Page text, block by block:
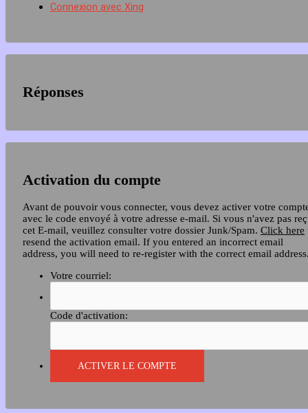
Connexion avec Xing
Réponses
Activation du compte
Avant de pouvoir vous connecter, vous devez activer votre
avec le code envoyé à votre adresse e-mail. Si vous n'avez pas
cet E-mail, veuillez consulter votre dossier Junk/Spam. Click here
resend the activation email. If you entered an incorrect email
address, you will need to re-register with the correct email
Votre courriel:
Code d'activation: